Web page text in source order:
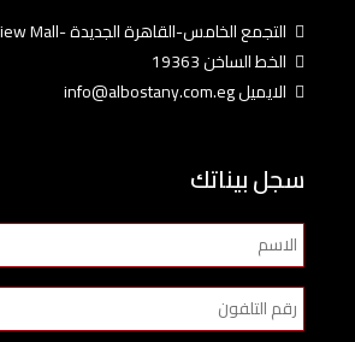
التجمع الخامس-القاهرة الجديدة -East View Mall
الخط الساخن 19363
الايميل info@albostany.com.eg
سجل بيناتك